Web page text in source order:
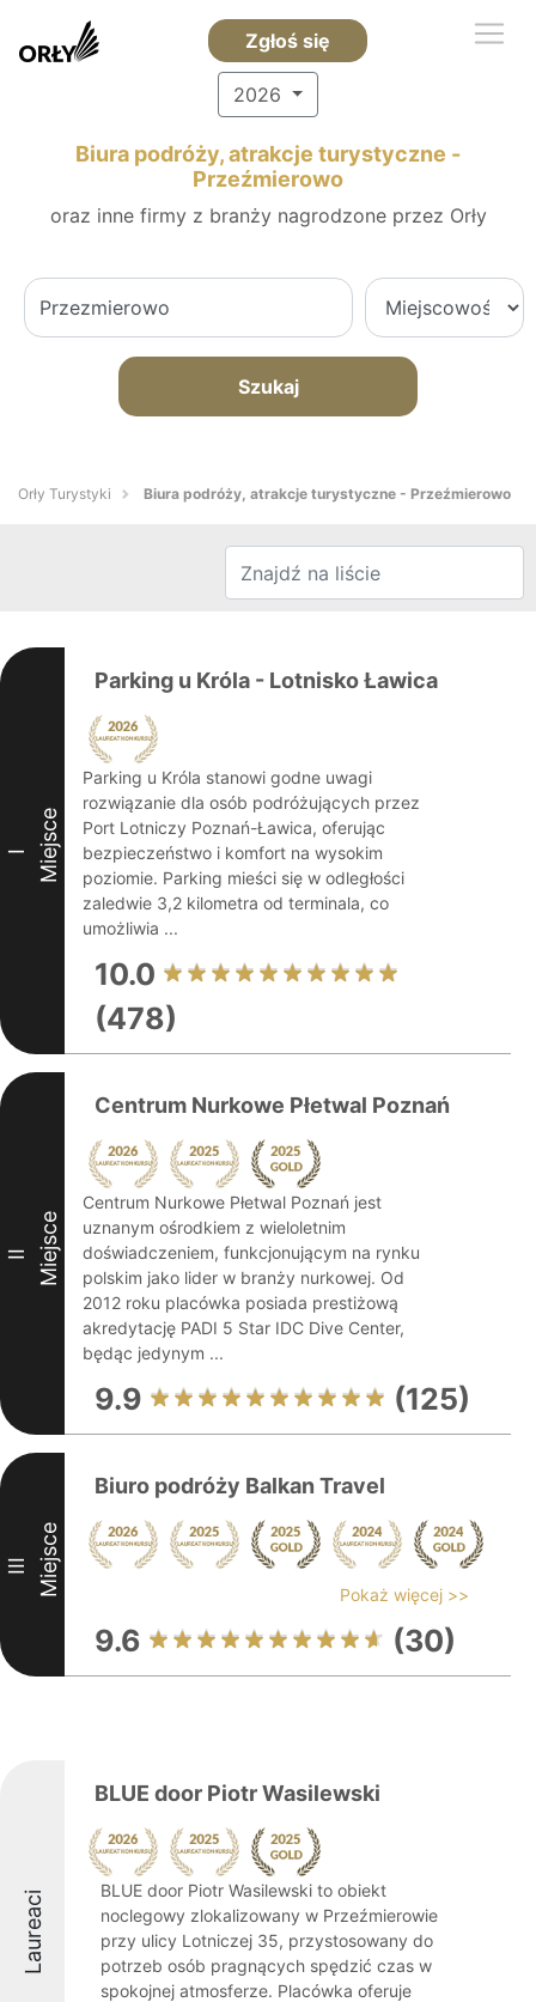
Zgłoś się
2026
Biura podróży, atrakcje turystyczne -
Przeźmierowo
oraz inne firmy z branży nagrodzone przez Orły
Szukaj
Orły Turystyki Biura podróży, atrakcje turystyczne - Przeźmierowo
I Miejsce
Parking u Króla - Lotnisko Ławica
Parking u Króla stanowi godne uwagi
rozwiązanie dla osób podróżujących przez
Port Lotniczy Poznań-Ławica, oferując
bezpieczeństwo i komfort na wysokim
poziomie. Parking mieści się w odległości
zaledwie 3,2 kilometra od terminala, co
umożliwia ...
10.0
(478)
II Miejsce
Centrum Nurkowe Płetwal Poznań
Centrum Nurkowe Płetwal Poznań jest
uznanym ośrodkiem z wieloletnim
doświadczeniem, funkcjonującym na rynku
polskim jako lider w branży nurkowej. Od
2012 roku placówka posiada prestiżową
akredytację PADI 5 Star IDC Dive Center,
będąc jedynym ...
9.9 (125)
III Miejsce
Biuro podróży Balkan Travel
Pokaż więcej >>
9.6 (30)
Laureaci
BLUE door Piotr Wasilewski
BLUE door Piotr Wasilewski to obiekt
noclegowy zlokalizowany w Przeźmierowie
przy ulicy Lotniczej 35, przystosowany do
potrzeb osób pragnących spędzić czas w
spokojnej atmosferze. Placówka oferuje